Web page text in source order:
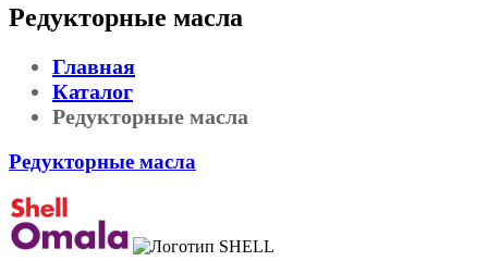
Редукторные масла
Главная
Каталог
Редукторные масла
Редукторные масла